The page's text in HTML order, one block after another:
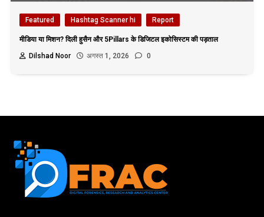
Featured Hashtag Scanner hi Report
मीडिया या मिशन? दिली हुसैन और 5Pillars के डिजिटल इकोसिस्टम की पड़ताल
Dilshad Noor
अगस्त 1, 2026 0